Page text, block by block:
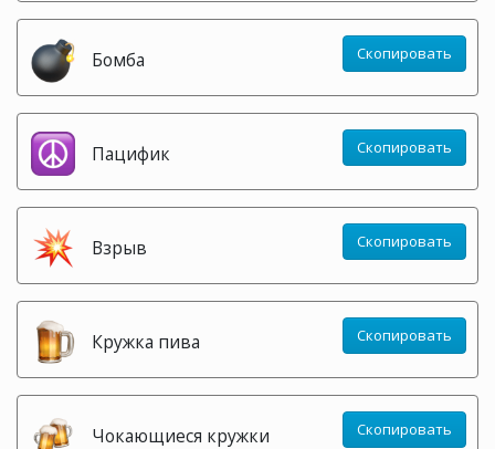
Бомба Скопировать
Пацифик Скопировать
Взрыв Скопировать
Кружка пива Скопировать
Чокающиеся кружки Скопировать